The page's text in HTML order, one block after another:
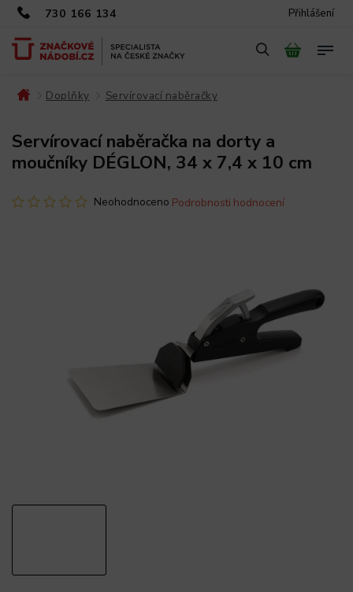
730 166 134 Přihlášení
Doplňky Servírovací naběračky
Servírovací naběračka na dorty a
moučníky DÉGLON, 34 x 7,4 x 10 cm
Neohodnoceno Podrobnosti hodnocení